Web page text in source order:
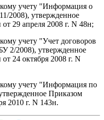
учету "Информация о
2008), утвержденное
29 апреля 2008 г. N 48н;
учету "Учет договоров
2/2008), утвержденное
24 октября 2008 г. N
учету "Информация по
Приказом
2010 г. N 143н.